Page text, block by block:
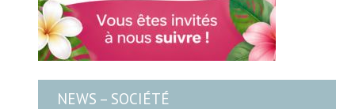
NEWS – SOCIÉTÉ